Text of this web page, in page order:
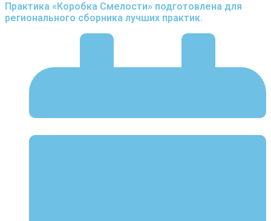
Практика «Коробка Смелости» подготовлена для
регионального сборника лучших практик.